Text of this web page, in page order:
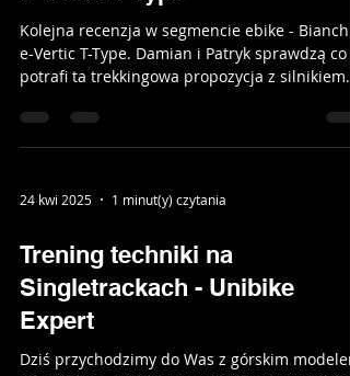
30 kwi 2025 1 minut(y) czytania
Elektryczny trekking - Bianchi
E-Vertic T-Type
Kolejna recenzja w segmencie ebike - Bianchi
potrafi ta trekkingowa propozycja z silnikiem...
24 kwi 2025 1 minut(y) czytania